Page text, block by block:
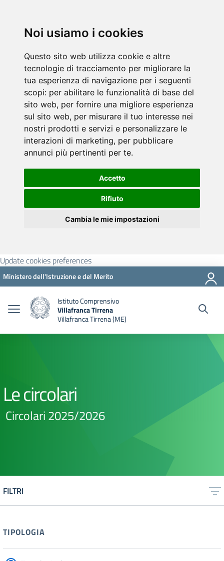
Noi usiamo i cookies
Questo sito web utilizza cookie e altre
tecnologie di tracciamento per migliorare la
tua esperienza di navigazione per i seguenti
scopi: per abilitare le funzionalità di base del
sito web, per fornire una migliore esperienza
sul sito web, per misurare il tuo interesse nei
nostri prodotti e servizi e personalizzare le
interazioni di marketing, per pubblicare
annunci più pertinenti per te.
Accetto
Rifiuto
Cambia le mie impostazioni
Update cookies preferences
Ministero dell'Istruzione e del Merito
Istituto Comprensivo
Villafranca Tirrena
Villafranca Tirrena (ME)
Le circolari
Circolari 2025/2026
FILTRI
TIPOLOGIA